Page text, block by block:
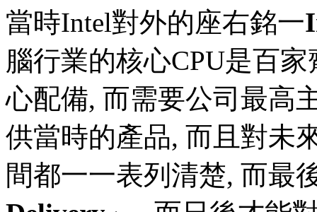
當時Intel對外的座右銘一
腦行業的核心CPU是百
心配備, 而需要公司最高
供當時的產品, 而且對未
間都一一表列清楚, 而最